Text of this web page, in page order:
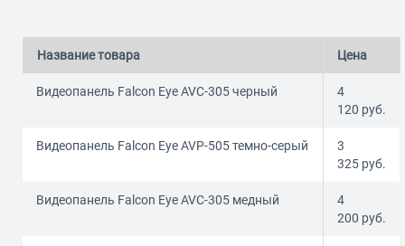
Название товара Цена
Видеопанель Falcon Eye AVC-305 черный
4
120 руб.
Видеопанель Falcon Eye AVP-505 темно-серый
3
325 руб.
Видеопанель Falcon Eye AVC-305 медный
4
200 руб.